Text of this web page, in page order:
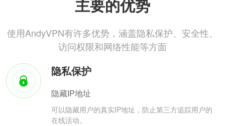
主要的优势
使用AndyVPN有许多优势，涵盖隐私保护、安全性、
访问权限和网络性能等方面
隐私保护
隐藏IP地址
可以隐藏用户的真实IP地址，防止第三方追踪用户的
在线活动。